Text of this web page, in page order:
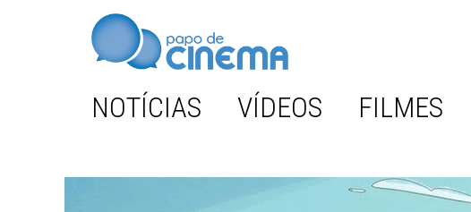
NOTÍCIAS VÍDEOS FILMES